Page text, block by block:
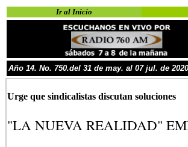
Ir al Inicio
Año 14. No. 750.del 31 de may. al 07 jul. de 2020
Urge que sindicalistas discutan soluciones
"LA NUEVA REALIDAD"